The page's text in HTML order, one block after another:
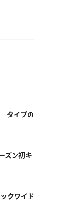
タイプの
ズン初キ
クワイド